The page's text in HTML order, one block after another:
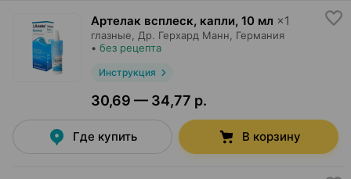
Артелак всплеск, капли, 10 мл ×1
глазные, Др. Герхард Манн , Германия
• без рецепта
Инструкция
30,69 — 34,77 р.
Где купить В корзину